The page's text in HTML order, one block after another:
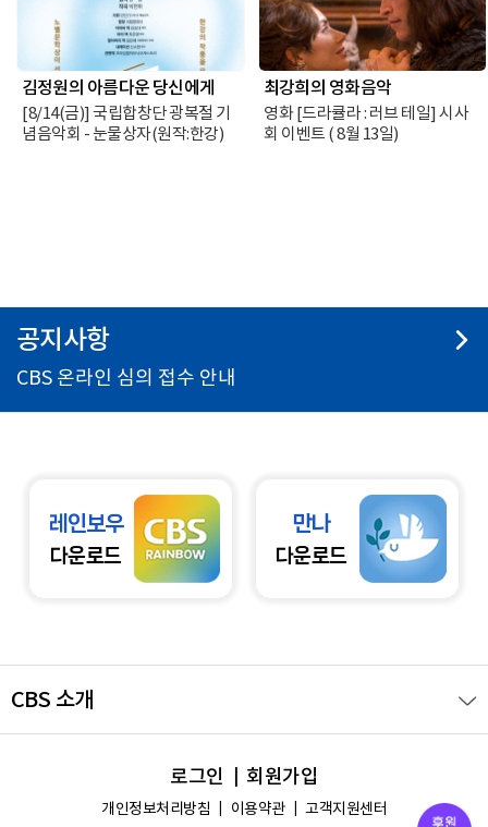
김정원의 아름다운 당신에게
[8/14(금)] 국립합창단 광복절 기
념음악회 - 눈물상자(원작:한강)
최강희의 영화음악
영화 [드라큘라 : 러브 테일] 시사
회 이벤트 ( 8월 13일)
공지사항
CBS 온라인 심의 접수 안내
레인보우
다운로드
만나
다운로드
CBS 소개
회사소개
로그인 회원가입
개인정보처리방침 이용약관 고객지원센터